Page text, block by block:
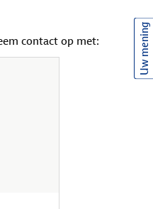
contact op met: Uw mening